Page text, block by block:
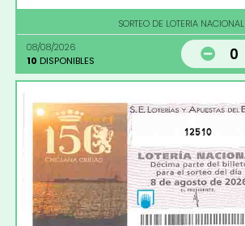
SORTEO DE LOTERIA NACIONAL
08/08/2026
10 DISPONIBLES 0
12510